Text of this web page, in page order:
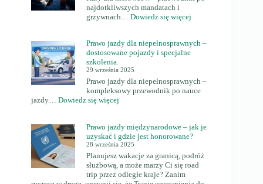
najdotkliwszych mandatach i
grzywnach… Dowiedz się więcej
kierowców
kierowcę
może
Prawo jazdy dla niepełnosprawnych –
dostosowane pojazdy i specjalne
szkolenia.
29 września 2025
Prawo jazdy dla niepełnosprawnych –
kompleksowy przewodnik po nauce
jazdy… Dowiedz się więcej:
dla
niepełnosprawnych
–
dostosowane
pojazdy
i
Prawo jazdy międzynarodowe – jak je
uzyskać i gdzie jest honorowane?
28 września 2025
Planujesz wakacje za granicą, podróż
służbową, a może marzy Ci się road
trip przez odległe kraje? Zanim